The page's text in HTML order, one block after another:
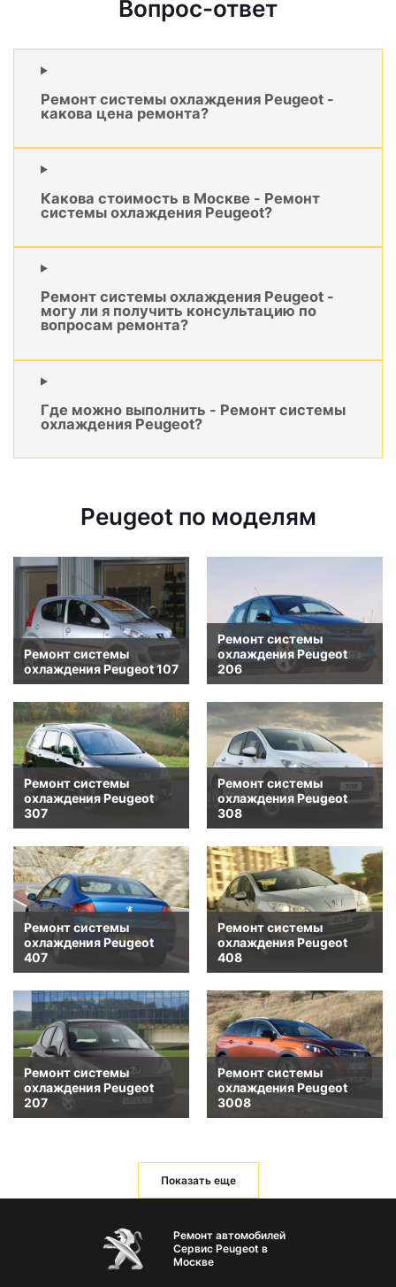
Вопрос-ответ
Ремонт системы охлаждения Peugeot -
какова цена ремонта?
Какова стоимость в Москве - Ремонт
системы охлаждения Peugeot?
Ремонт системы охлаждения Peugeot -
могу ли я получить консультацию по
вопросам ремонта?
Где можно выполнить - Ремонт системы
охлаждения Peugeot?
Peugeot по моделям
Ремонт системы
охлаждения Peugeot 107
Ремонт системы
охлаждения Peugeot
206
Ремонт системы
охлаждения Peugeot
307
Ремонт системы
охлаждения Peugeot
308
Ремонт системы
охлаждения Peugeot
407
Ремонт системы
охлаждения Peugeot
408
Ремонт системы
охлаждения Peugeot
207
Ремонт системы
охлаждения Peugeot
3008
Показать еще
Ремонт автомобилей
Сервис Peugeot в
Москве